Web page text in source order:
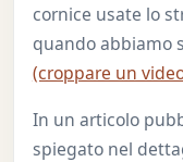
cornice usate lo
quando abbiamo
(croppare un
In un articolo
spiegato nel